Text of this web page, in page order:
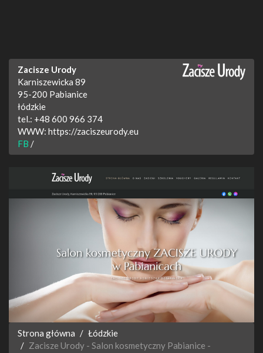
Zacisze Urody
Karniszewicka 89
95-200 Pabianice
łódzkie
tel.: +48 600 966 374
WWW: https://zaciszeurody.eu
FB /
Strona główna
Łódzkie
Zacisze Urody - Salon kosmetyczny Pabianice -